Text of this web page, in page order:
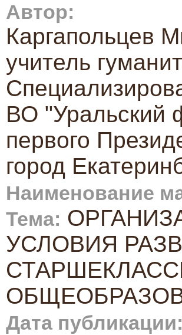
Автор:
Каргапольцев
учитель
ВО "Уральский
первого
город
Наименование
Тема:
УСЛОВИЯ
Дата публикации: